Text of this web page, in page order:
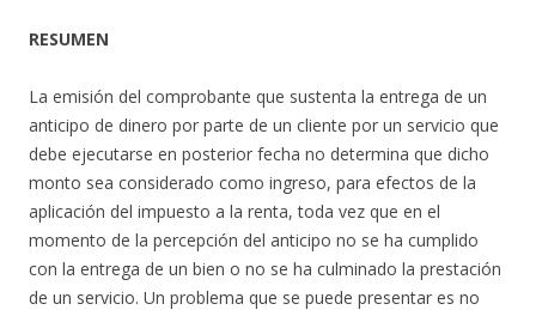
RESUMEN
La emisión del comprobante que sustenta la entrega de un
anticipo de dinero por parte de un cliente por un servicio que
debe ejecutarse en posterior fecha no determina que dicho
monto sea considerado como ingreso, para efectos de la
aplicación del impuesto a la renta, toda vez que en el
momento de la percepción del anticipo no se ha cumplido
con la entrega de un bien o no se ha culminado la prestación
de un servicio. Un problema que se puede presentar es no